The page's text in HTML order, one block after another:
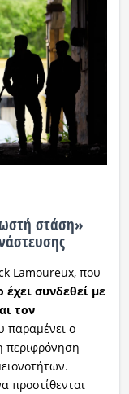
στάση»
Lamoureux, που
έχει συνδεθεί με
τον
παραμένει ο
περιφρόνηση
προστίθενται